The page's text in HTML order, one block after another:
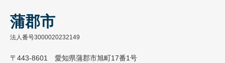
蒲郡市
法人番号3000020232149
〒443-8601 愛知県蒲郡市旭町17番1号